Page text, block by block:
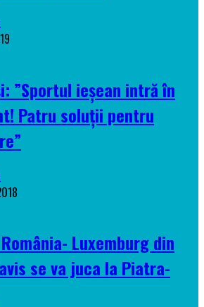
”Sportul ieșean intră în
Patru soluții pentru
Luxemburg din
se va juca la Piatra-